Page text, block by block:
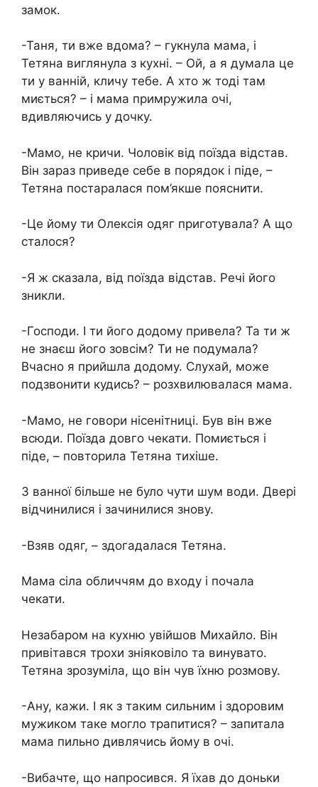
замок.
-Таня, ти вже вдома? – гукнула мама, і
Тетяна виглянула з кухні. – Ой, а я думала це
ти у ванній, кличу тебе. А хто ж тоді там
миється? – і мама примружила очі,
вдивляючись у дочку.
-Мамо, не кричи. Чоловік від поїзда відстав.
Він зараз приведе себе в порядок і піде, –
Тетяна постаралася пом’якше пояснити.
-Це йому ти Олексія одяг приготувала? А що
сталося?
-Я ж сказала, від поїзда відстав. Речі його
зникли.
-Господи. І ти його додому привела? Та ти ж
не знаєш його зовсім? Ти не подумала?
Вчасно я прийшла додому. Слухай, може
подзвонити кудись? – розхвилювалася мама.
-Мамо, не говори нісенітниці. Був він вже
всюди. Поїзда довго чекати. Помиється і
піде, – повторила Тетяна тихіше.
З ванної більше не було чути шум води. Двері
відчинилися і зачинилися знову.
-Взяв одяг, – здогадалася Тетяна.
Мама сіла обличчям до входу і почала
чекати.
Незабаром на кухню увійшов Михайло. Він
привітався трохи зніяковіло та винувато.
Тетяна зрозуміла, що він чув їхню розмову.
-Ану, кажи. І як з таким сильним і здоровим
мужиком таке могло трапитися? – запитала
мама пильно дивлячись йому в очі.
-Вибачте, що напросився. Я їхав до доньки